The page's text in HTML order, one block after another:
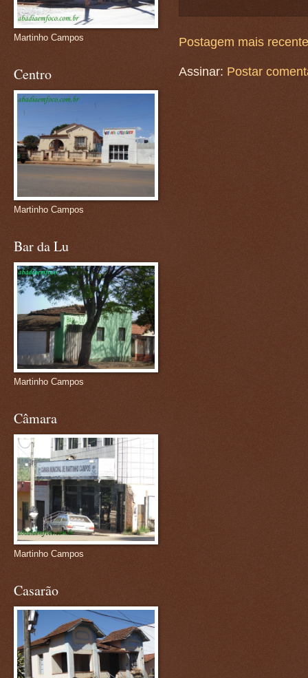
Postagem mais recente
Assinar: Postar
Martinho Campos
Centro
Martinho Campos
Bar da Lu
Martinho Campos
Câmara
Martinho Campos
Casarão